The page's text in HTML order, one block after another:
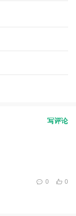
写评论
0
0